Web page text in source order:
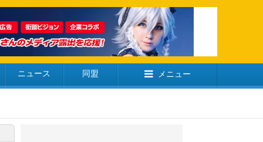
ニュース 同盟 メニュー